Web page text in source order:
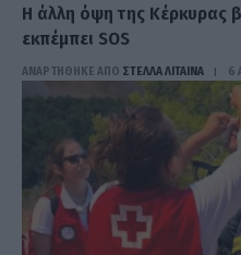
Η άλλη όψη της Κέρκυρας
εκπέμπει SOS
ΑΝΑΡΤΗΘΗΚΕ ΑΠΟ ΣΤΈΛΛΑ ΛΊΤΑΙΝΑ 6